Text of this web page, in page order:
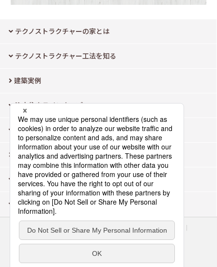
テクノストラクチャーの家とは
テクノストラクチャー工法を知る
建築実例
注文住宅ラインナップ
モデルハウス検索
よくあるご質問
企業情報
お問い合わせ・資料請求
サイトのご利用にあたって
ウェブアクセシビリティ方針
個人情報保護方針
会員店専用ページ
Area/Country
パナソニック アーキスケルトンデザイン株式会社